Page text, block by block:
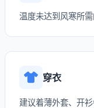
温度未达到风寒所需
穿衣
建议着薄外套、开